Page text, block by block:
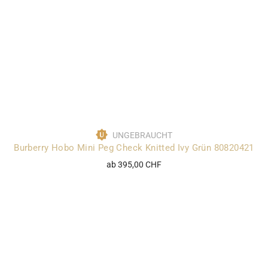
UNGEBRAUCHT
Burberry Hobo Mini Peg Check Knitted Ivy Grün 80820421
ab 395,00 CHF